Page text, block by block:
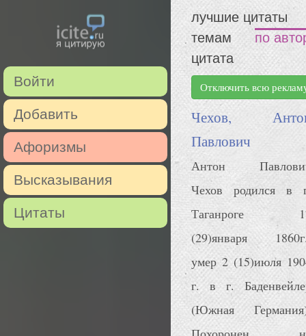
Войти
Добавить
Афоризмы
Высказывания
Цитаты
лучшие цитаты
темам
по
цитата
Отключить всю
Чехов,
Павлович
Антон
Чехов родился в
Таганроге
(29)января
умер 2 (15)июля
г. в г.
(Южная